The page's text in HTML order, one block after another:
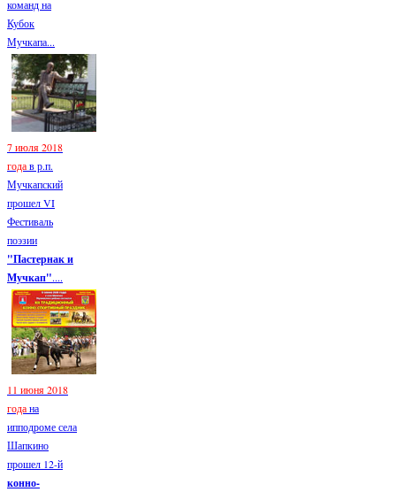
команд на
Кубок
Мучкапа...
7 июля 2018
годав р.п.
Мучкапский
прошел VI
Фестиваль
поэзии
"Пастернак и
Мучкап"....
11 июня 2018
годана
ипподроме села
Шапкино
прошел 12-й
конно-